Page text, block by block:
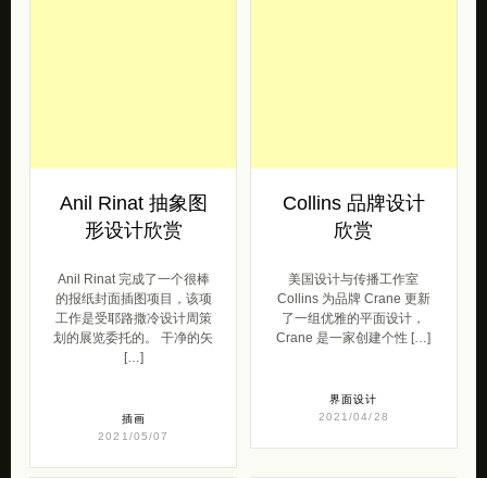
Anil Rinat 抽象图
形设计欣赏
Anil Rinat 完成了一个很棒
的报纸封面插图项目，该项
工作是受耶路撒冷设计周策
划的展览委托的。 干净的矢
[…]
插画
2021/05/07
Collins 品牌设计
欣赏
美国设计与传播工作室
Collins 为品牌 Crane 更新
了一组优雅的平面设计，
Crane 是一家创建个性 […]
界面设计
2021/04/28